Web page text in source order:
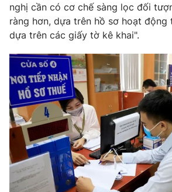
nghị cần có cơ chế sàng lọc đối
ràng hơn, dựa trên hồ sơ hoạt động
dựa trên các giấy tờ kê khai".